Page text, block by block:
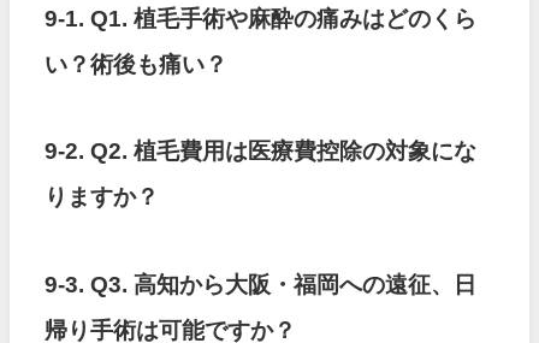
9-1. Q1. 植毛手術や麻酔の痛みはどのくら
い？術後も痛い？
9-2. Q2. 植毛費用は医療費控除の対象にな
りますか？
9-3.Q3. 高知から大阪・福岡への遠征、日
帰り手術は可能ですか？